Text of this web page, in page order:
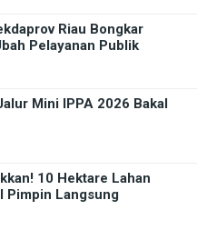
Riau Bongkar
Pelayanan Publik
Mini IPPA 2026 Bakal
10 Hektare Lahan
Pimpin Langsung